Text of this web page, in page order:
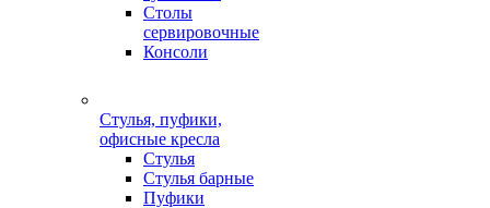
Столы
сервировочные
Консоли
Стулья, пуфики,
офисные кресла
Стулья
Стулья барные
Пуфики